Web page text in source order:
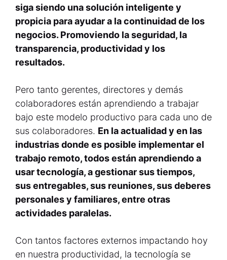
siga siendo una solución inteligente y
propicia para ayudar a la continuidad de los
negocios. Promoviendo la seguridad, la
transparencia, productividad y los
resultados.
Pero tanto gerentes, directores y demás
colaboradores están aprendiendo a trabajar
bajo este modelo productivo para cada uno de
sus colaboradores. En la actualidad y en las
industrias donde es posible implementar el
trabajo remoto, todos están aprendiendo a
usar tecnología, a gestionar sus tiempos,
sus entregables, sus reuniones, sus deberes
personales y familiares, entre otras
actividades paralelas.
Con tantos factores externos impactando hoy
en nuestra productividad, la tecnología se